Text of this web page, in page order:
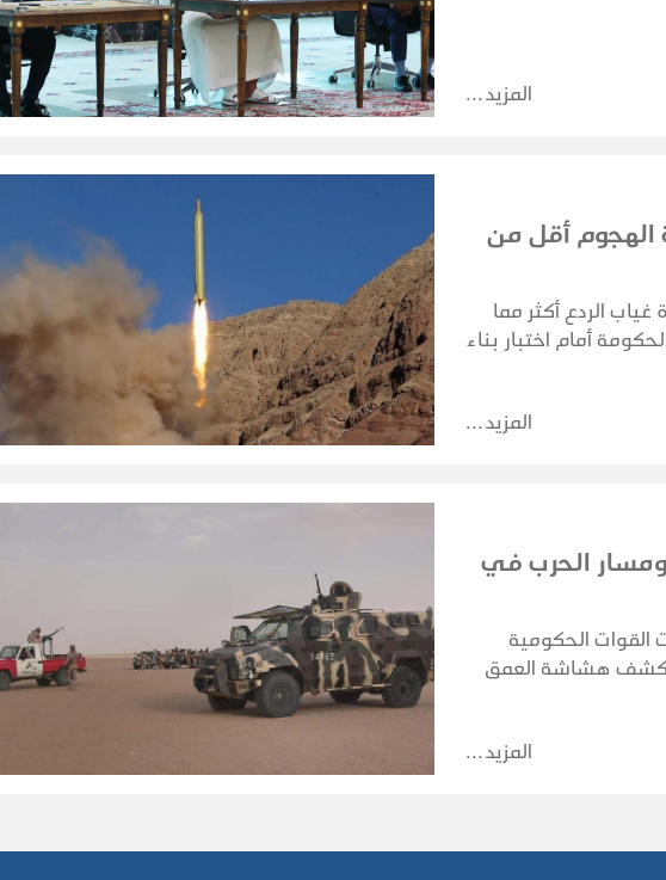
المزيد
الهجوم أقل من
الردع أكثر مما
أمام اختبار بناء
المزيد
ومسار الحرب في
الحكومية
هشاشة العمق
المزيد